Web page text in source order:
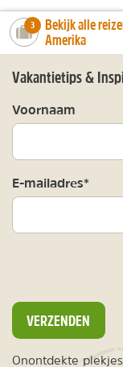
number_of_trips:
3
Bekijk alle
Amerika
Vakantietips &
Voornaam
E-mailadres*
VERZENDEN
Onontdekte